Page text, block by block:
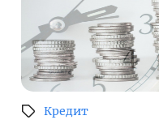
Кредит